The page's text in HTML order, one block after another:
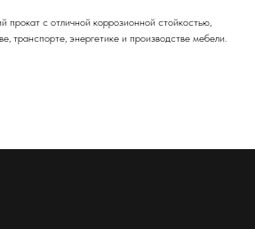
прокат с отличной коррозионной стойкостью,
транспорте, энергетике и производстве мебели.